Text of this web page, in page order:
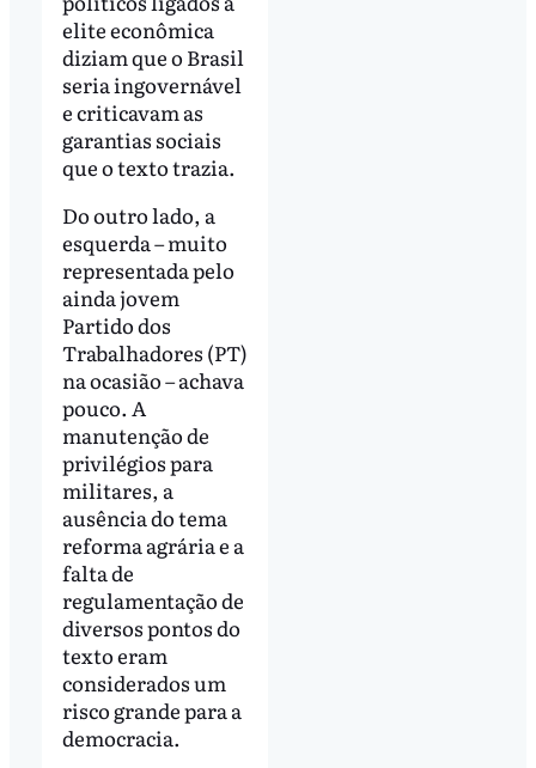
elite econômica
diziam que o Brasil
seria ingovernável
e criticavam as
garantias sociais
que o texto trazia.
Do outro lado, a
esquerda – muito
representada pelo
ainda jovem
Partido dos
Trabalhadores (PT)
na ocasião – achava
pouco. A
manutenção de
privilégios para
militares, a
ausência do tema
reforma agrária e a
falta de
regulamentação de
diversos pontos do
texto eram
considerados um
risco grande para a
democracia.